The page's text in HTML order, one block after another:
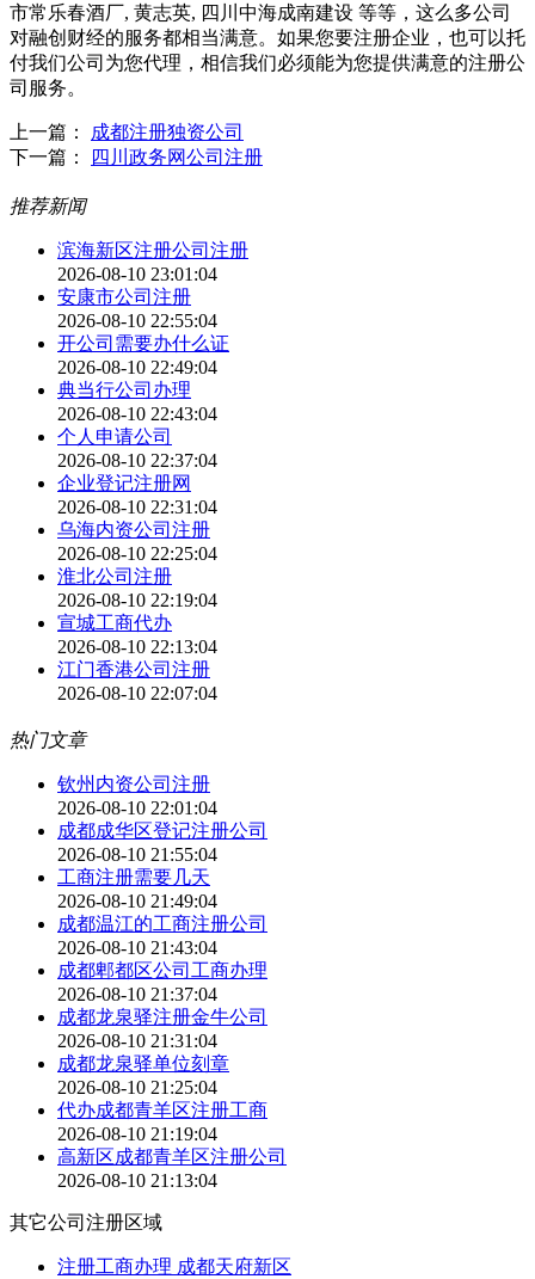
市常乐春酒厂, 黄志英, 四川中海成南建设 等等，这么多公司
对融创财经的服务都相当满意。如果您要注册企业，也可以托
付我们公司为您代理，相信我们必须能为您提供满意的注册公
司服务。
上一篇：
成都注册独资公司
下一篇：
四川政务网公司注册
推荐新闻
滨海新区注册公司注册
2026-08-10 23:01:04
安康市公司注册
2026-08-10 22:55:04
开公司需要办什么证
2026-08-10 22:49:04
典当行公司办理
2026-08-10 22:43:04
个人申请公司
2026-08-10 22:37:04
企业登记注册网
2026-08-10 22:31:04
乌海内资公司注册
2026-08-10 22:25:04
淮北公司注册
2026-08-10 22:19:04
宣城工商代办
2026-08-10 22:13:04
江门香港公司注册
2026-08-10 22:07:04
热门文章
钦州内资公司注册
2026-08-10 22:01:04
成都成华区登记注册公司
2026-08-10 21:55:04
工商注册需要几天
2026-08-10 21:49:04
成都温江的工商注册公司
2026-08-10 21:43:04
成都郫都区公司工商办理
2026-08-10 21:37:04
成都龙泉驿注册金牛公司
2026-08-10 21:31:04
成都龙泉驿单位刻章
2026-08-10 21:25:04
代办成都青羊区注册工商
2026-08-10 21:19:04
高新区成都青羊区注册公司
2026-08-10 21:13:04
其它公司注册区域
注册工商办理 成都天府新区